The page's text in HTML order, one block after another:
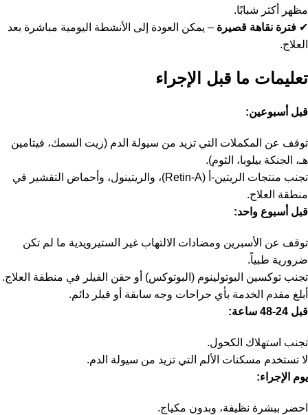
مظهر أكثر شبابًا.
✔ فترة نقاهة قصيرة – يمكن العودة إلى الأنشطة اليومية مباشرة بعد
العلاج.
تعليمات ما قبل الإجراء
قبل أسبوعين:
توقف عن المكملات التي تزيد من سيولة الدم (زيت السمك، فيتامين
هـ، الجنكة بيلوبا، الثوم).
تجنب منتجات الريتين-أ (Retin-A)، والريتينول، وأحماض التقشير في
منطقة العلاج.
قبل أسبوع واحد:
توقف عن الأسبرين ومضادات الالتهاب غير الستيرويدية ما لم تكن
ضرورية طبياً.
تجنب توكسين البوتولينوم (البوتوكس) أو حقن الفيلر في منطقة العلاج.
أبلغ مقدم الخدمة بأي جراحات وجه سابقة أو فيلر دائم.
قبل 24-48 ساعة:
تجنب استهلاك الكحول.
لا تستخدم مسكنات الألم التي تزيد من سيولة الدم.
يوم الإجراء:
احضر ببشرة نظيفة، وبدون مكياج.